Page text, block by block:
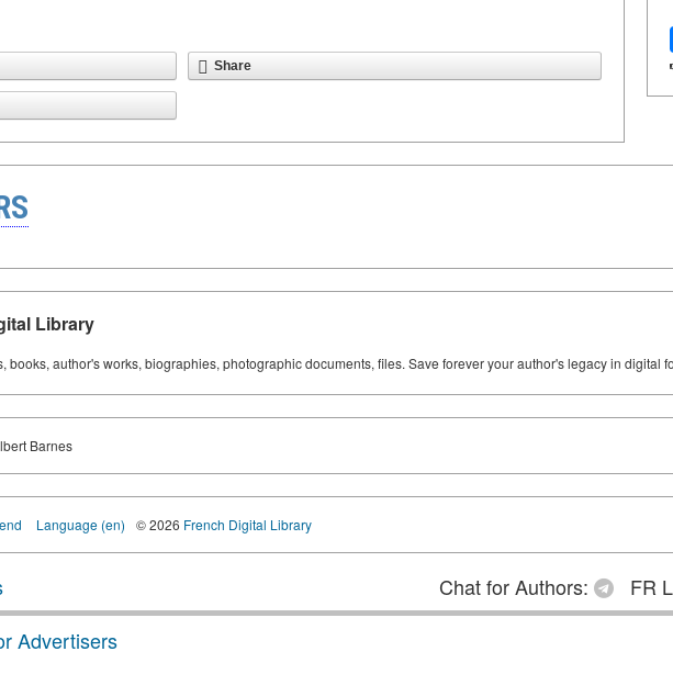
Share
Library
books, author's works, biographies, photographic documents, files. Save forever your author's legacy in digital
Barnes
Language (en) © 2026 French Digital Library
Chat for Authors: FR
Advertisers